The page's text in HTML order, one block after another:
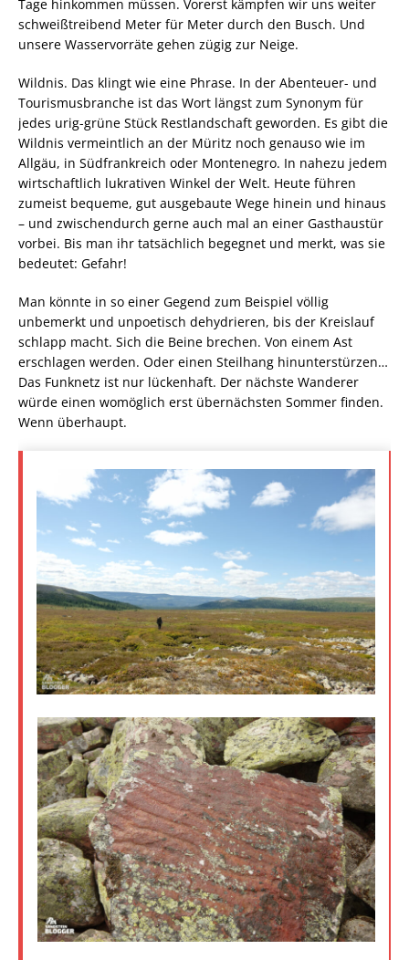
Ein Sandsteingebirge nach nordischer Art
Die Hochebene des Fulufjället in der schwedischen
letzte Rest einer uralten, ozeanischen Sedimentscholle,
die in unvorstellbar langer Zeit mit der Plattendrift von
der Südhalbkugel bis nach Skandinavien gelangt ist. Ihr
Sandstein ist um ein Vielfaches älter und härter als
unser heimischer in Sachsen – 1,5 Milliarden Jahre –
und so fest, sodass ich ihn zuerst für Granit hielt. Hin
übereinandergeschichtet hat, die Muster sehen fast ein
bisschen wie Wellen aus.
Auch ökologisch ist der Nationalpark eine Perle: In den
Bergwäldern des Hochplateaus leben Luchse, Wölfe,
Elche, Vielfraße und Braunbären. Mit etwas Glück kann
man seltene Vogelarten beobachten: z.B. Auerhühner,
Schneehühner, Birkhühner, Gerfalken, verschiedene
Eulenarten und sogar Adler.
braucht es einen kühlen Kopf und klare Gedanken. Wir
müssen raus aus dem dicksten Busch, bevor die Sonne
untergeht. Weiter absteigen ins Tal oder wieder hoch zur
Baumgrenze, wo wir freie Sicht haben. Wir entscheiden uns
für Letzteres. Nach einer weiteren Stunde Plackerei durch
Kraut und Rüben treffen wir im Dickicht unversehens auf
eine alte Jeep-Spur, die bergan ins Gebirge führt. Wir atmen
auf: Die Welt hat uns wieder. Doch die Erleichterung über
den bequemeren Weg währt nur kurz. Schon nach wenigen
Hundert Metern endet die Fahrspur abrupt vor einem
zerschlissenen Holzschild. Darauf ist in blassblauer Farbe